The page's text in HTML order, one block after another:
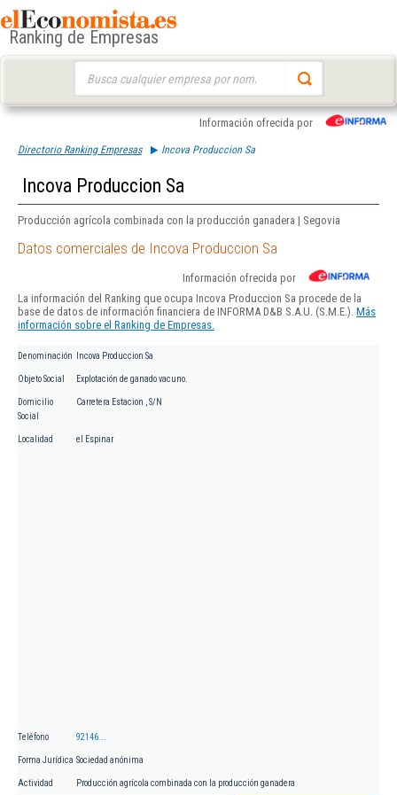
Ranking de Empresas
Información ofrecida por
Directorio Ranking Empresas Incova Produccion Sa
Incova Produccion Sa
Producción agrícola combinada con la producción ganadera | Segovia
Datos comerciales de Incova Produccion Sa
Información ofrecida por
La información del Ranking que ocupa Incova Produccion Sa procede de la
base de datos de información financiera de INFORMA D&B S.A.U. (S.M.E.). Más
información sobre el Ranking de Empresas.
Denominación Incova Produccion Sa
Objeto Social Explotación de ganado vacuno.
Domicilio
Social
Carretera Estacion , S/N
Localidad el Espinar
Teléfono 92146...
Forma Jurídica Sociedad anónima
Actividad Producción agrícola combinada con la producción ganadera